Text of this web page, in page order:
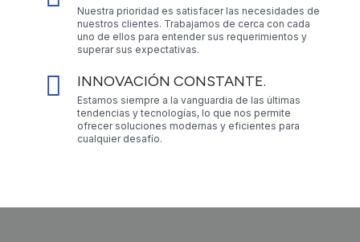
Nuestra prioridad es satisfacer las necesidades de
nuestros clientes. Trabajamos de cerca con cada
uno de ellos para entender sus requerimientos y
superar sus expectativas.
INNOVACIÓN CONSTANTE.
Estamos siempre a la vanguardia de las últimas
tendencias y tecnologías, lo que nos permite
ofrecer soluciones modernas y eficientes para
cualquier desafío.